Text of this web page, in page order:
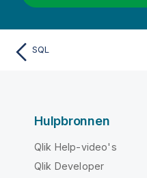
SQL
Hulpbronnen
Qlik Help-video's
Qlik Developer